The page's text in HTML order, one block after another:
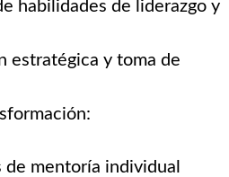
habilidades de liderazgo y
estratégica y toma de
de mentoría individual